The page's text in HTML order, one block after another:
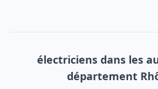
électriciens dans les
département